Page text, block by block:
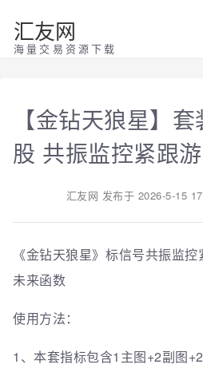
汇友网
海量交易资源下载
【金钻天狼星】
股 共振监控紧跟
汇友网 发布于 2026-5-15
《金钻天狼星》标信号共振监
未来函数
使用方法：
1、本套指标包含1主图+2副图